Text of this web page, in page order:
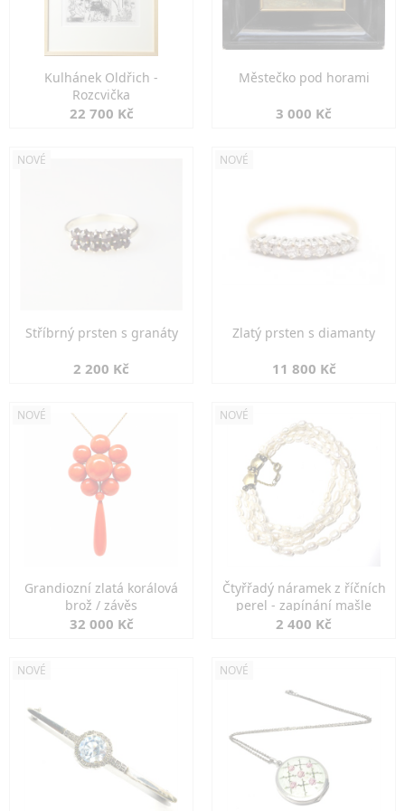
Kulhánek Oldřich -
Rozcvička
22 700 Kč
Městečko pod horami
3 000 Kč
NOVÉ
Stříbrný prsten s granáty
2 200 Kč
NOVÉ
Zlatý prsten s diamanty
11 800 Kč
NOVÉ
Grandiozní zlatá korálová
brož / závěs
32 000 Kč
NOVÉ
Čtyřřadý náramek z říčních
perel - zapínání mašle
2 400 Kč
NOVÉ NOVÉ